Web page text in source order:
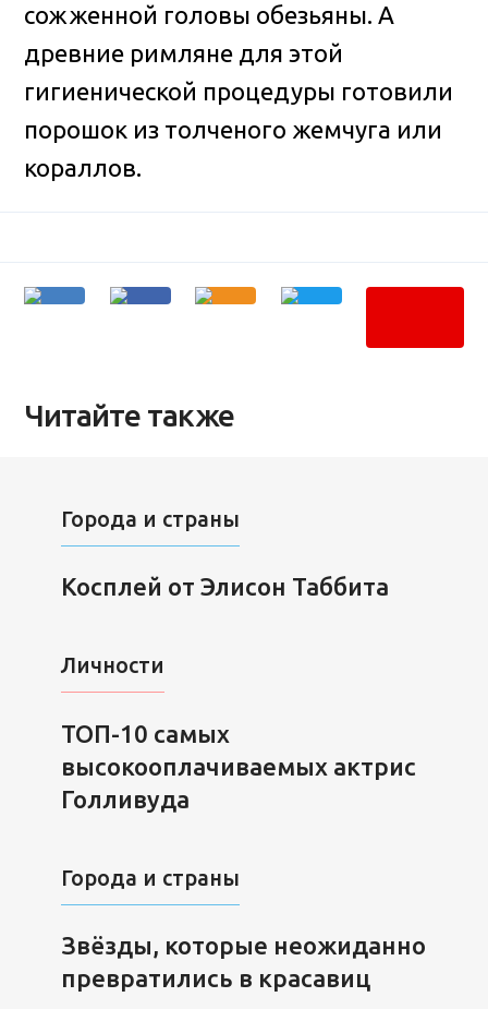
сожженной головы обезьяны. А
древние римляне для этой
гигиенической процедуры готовили
порошок из толченого жемчуга или
кораллов.
Читайте также
Города и страны
Косплей от Элисон Таббита
Личности
ТОП-10 самых
высокооплачиваемых актрис
Голливуда
Города и страны
Звёзды, которые неожиданно
превратились в красавиц